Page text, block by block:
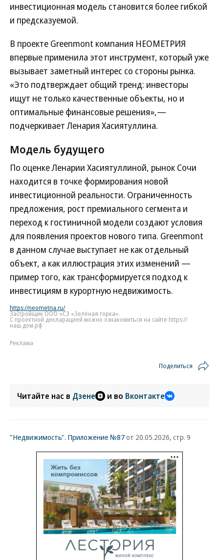
инвестиционная модель становится более гибкой
и предсказуемой.
В проекте Greenmont компания НЕОМЕТРИЯ
впервые применила этот инструмент, который уже
вызывает заметный интерес со стороны рынка.
«Это подтверждает общий тренд: инвесторы
ищут не только качественные объекты, но и
оптимальные финансовые решения»,—
подчеркивает Ленария Хасиятуллина.
Модель будущего
По оценке Ленарии Хасиятуллиной, рынок Сочи
находится в точке формирования новой
инвестиционной реальности. Ограниченность
предложения, рост премиального сегмента и
переход к гостиничной модели создают условия
для появления проектов нового типа. Greenmont
в данном случае выступает не как отдельный
объект, а как иллюстрация этих изменений —
пример того, как трансформируется подход к
инвестициям в курортную недвижимость.
https://neometria.ru/
Застройщик ООО «СЗ «Зелёная горка».
С проектной декларацией можно ознакомиться на сайте https://
наш.дом.рф
Реклама
Поделиться
Читайте нас в Дзене и во Вконтакте
"Недвижимость". Приложение №87от 20.05.2026, стр. 9